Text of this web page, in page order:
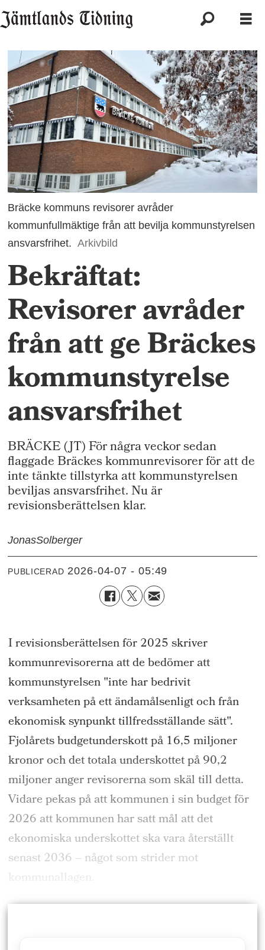
Bräcke kommuns revisorer avråder
kommunfullmäktige från att bevilja kommunstyrelsen
ansvarsfrihet. Arkivbild
Bekräftat:
Revisorer avråder
från att ge Bräckes
kommunstyrelse
ansvarsfrihet
BRÄCKE (JT) För några veckor sedan
flaggade Bräckes kommunrevisorer för att de
inte tänkte tillstyrka att kommunstyrelsen
beviljas ansvarsfrihet. Nu är
revisionsberättelsen klar.
JonasSolberger
PUBLICERAD 2026-04-07 - 05:49
I revisionsberättelsen för 2025 skriver
kommunrevisorerna att de bedömer att
kommunstyrelsen "inte har bedrivit
verksamheten på ett ändamålsenligt och från
ekonomisk synpunkt tillfredsställande sätt".
Fjolårets budgetunderskott på 16,5 miljoner
kronor och det totala underskottet på 90,2
miljoner anger revisorerna som skäl till detta.
Vidare pekas på att kommunen i sin budget för
2026 att kommunen har satt mål att det
ekonomiska underskottet ska vara återställt
senast 2036 – något som strider mot
kommunallagen.